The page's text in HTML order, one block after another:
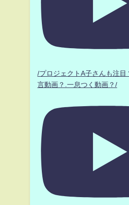
/プロジェクトA子さんも
言動画？.一息つく動画？/